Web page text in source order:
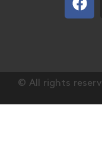
© All rights